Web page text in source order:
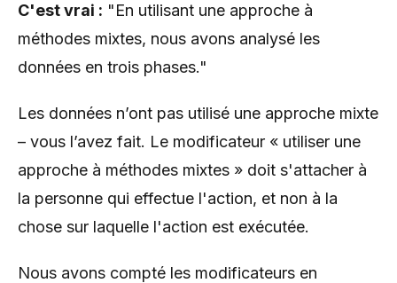
C'est vrai : "En utilisant une approche à
méthodes mixtes, nous avons analysé les
données en trois phases."
Les données n’ont pas utilisé une approche mixte
– vous l’avez fait. Le modificateur « utiliser une
approche à méthodes mixtes » doit s'attacher à
la personne qui effectue l'action, et non à la
chose sur laquelle l'action est exécutée.
Nous avons compté les modificateurs en